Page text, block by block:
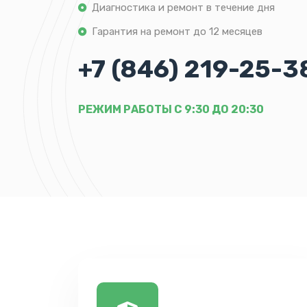
Диагностика и ремонт в течение дня
Гарантия на ремонт до 12 месяцев
+7 (846) 219-25-
РЕЖИМ РАБОТЫ С 9:30 ДО 20:30